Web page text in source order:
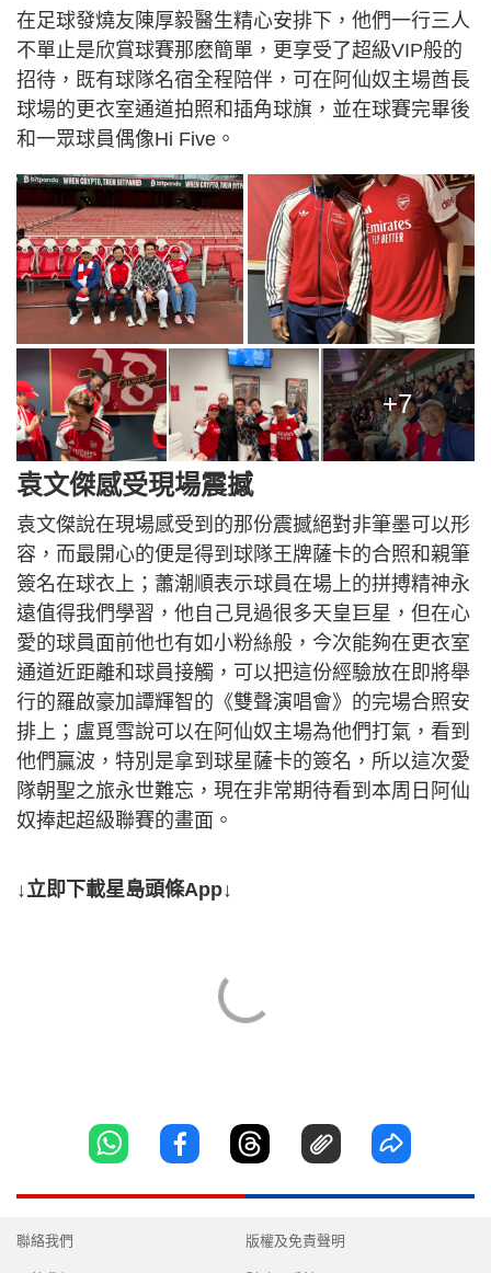
在足球發燒友陳厚毅醫生精心安排下，他們一行三人
不單止是欣賞球賽那麽簡單，更享受了超級VIP般的
招待，既有球隊名宿全程陪伴，可在阿仙奴主場酋長
球場的更衣室通道拍照和插角球旗，並在球賽完畢後
和一眾球員偶像Hi Five。
+7
袁文傑感受現場震撼
袁文傑說在現場感受到的那份震撼絕對非筆墨可以形
容，而最開心的便是得到球隊王牌薩卡的合照和親筆
簽名在球衣上；蕭潮順表示球員在場上的拼搏精神永
遠值得我們學習，他自己見過很多天皇巨星，但在心
愛的球員面前他也有如小粉絲般，今次能夠在更衣室
通道近距離和球員接觸，可以把這份經驗放在即將舉
行的羅啟豪加譚輝智的《雙聲演唱會》的完場合照安
排上；盧覓雪說可以在阿仙奴主場為他們打氣，看到
他們贏波，特別是拿到球星薩卡的簽名，所以這次愛
隊朝聖之旅永世難忘，現在非常期待看到本周日阿仙
奴捧起超級聯賽的畫面。
↓立即下載星島頭條App↓
聯絡我們 版權及免責聲明